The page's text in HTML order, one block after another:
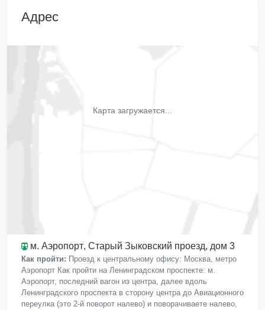
Адрес
Карта загружается...
м. Аэропорт, Старый Зыковский проезд, дом 3
Как пройти: Проезд к центральному офису: Москва, метро
Аэропорт Как пройти на Ленинградском проспекте: м.
Аэропорт, последний вагон из центра, далее вдоль
Ленинградского проспекта в сторону центра до Авиационного
переулка (это 2-й поворот налево) и поворачиваете налево,